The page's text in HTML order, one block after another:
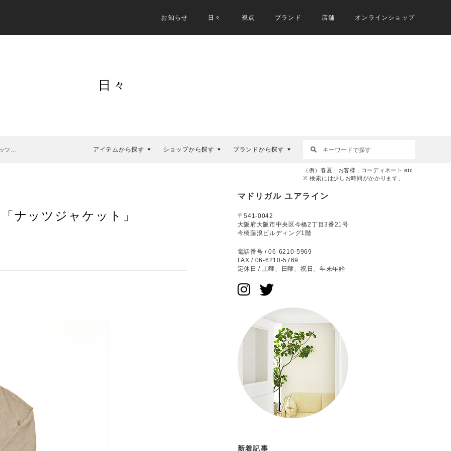
お知らせ 日々 視点 ブランド 店舗 オンラインショップ
日々
ツ… アイテムから探す ショップから探す ブランドから探す
（例）春夏 , お客様 , コーディネート etc
※ 検索には少しお時間がかかります。
ナッツジャケット」
マドリガル ユアライン
〒541-0042
大阪府大阪市中央区今橋2丁目3番21号
今橋藤浪ビルディング1階
電話番号 / 06-6210-5969
FAX / 06-6210-5769
定休日 / 土曜、日曜、祝日、年末年始
新着記事